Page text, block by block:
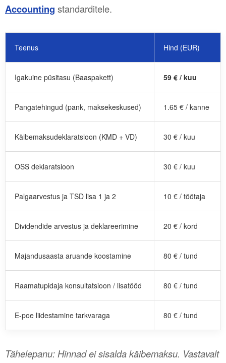
Accounting standarditele.
Teenus Hind (EUR)
Igakuine püsitasu (Baaspakett) 59 € / kuu
Pangatehingud (pank, maksekeskused) 1.65 € / kanne
Käibemaksudeklaratsioon (KMD + VD) 30 € / kuu
OSS deklaratsioon 30 € / kuu
Palgaarvestus ja TSD lisa 1 ja 2 10 € / töötaja
Dividendide arvestus ja deklareerimine 20 € / kord
Majandusaasta aruande koostamine 80 € / tund
Raamatupidaja konsultatsioon / lisatööd 80 € / tund
E-poe liidestamine tarkvaraga 80 € / tund
Tähelepanu: Hinnad ei sisalda käibemaksu. Vastavalt